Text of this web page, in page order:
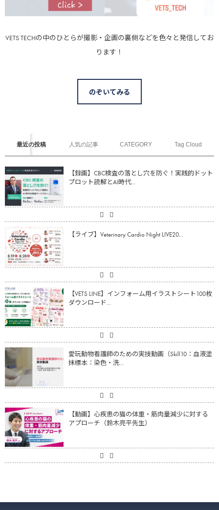
VETS TECHの中のひとらが撮影・企画の裏側などを色々と発信してお
ります！
のぞいてみる
最近の投稿 人気の記事 CATEGORY Tag Cloud
【録画】CBC検査の落とし穴を防ぐ！実践的ドット
プロット読解とAI時代...
【ライブ】Veterinary Cardio Night LIVE20...
【VETS LINE】インフォーム用イラストシート100枚
ダウンロード...
愛玩動物看護師のための実技動画（Skill10：血液塗
抹標本：染色・洗...
【動画】心疾患の猫の体重・筋肉量減少に対する
アプローチ（鈴木亮平先生）